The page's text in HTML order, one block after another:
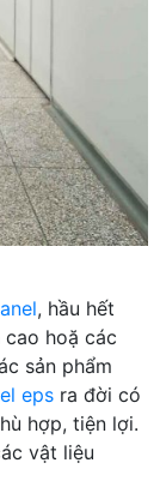
, hầu hết
hoặ các
sản phẩm
eps ra đời có
hợp, tiện lợi.
vật liệu